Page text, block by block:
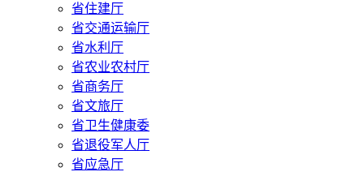
省住建厅
省交通运输厅
省水利厅
省农业农村厅
省商务厅
省文旅厅
省卫生健康委
省退役军人厅
省应急厅